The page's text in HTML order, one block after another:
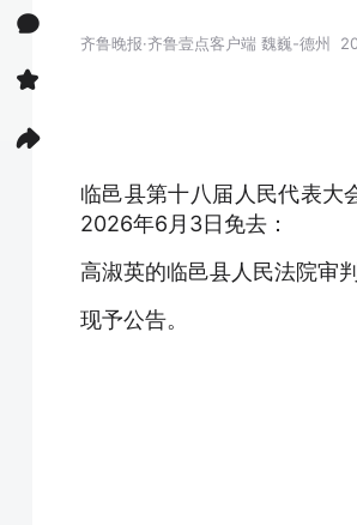
齐鲁晚报·齐鲁壹点客户端 魏巍-德州
临邑县第十八届人民代表大
2026年6月3日免去：
高淑英的临邑县人民法院审
现予公告。